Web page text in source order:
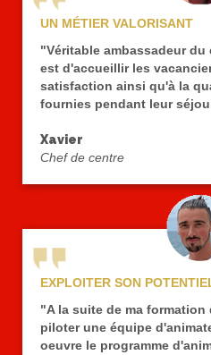
UN MÉTIER VALORISANT
"Véritable ambassadeur
est d'accueillir les
satisfaction ainsi qu'à la
fournies pendant leur
Xavier
Chef de centre
EXPLOITER SON
"A la suite de ma formation
piloter une équipe
oeuvre le programme